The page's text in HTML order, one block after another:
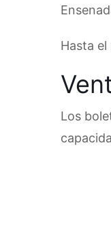
Hasta
Los